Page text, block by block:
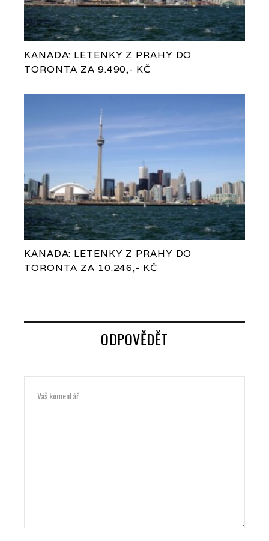
KANADA: LETENKY Z PRAHY DO
TORONTA ZA 9.490,- KČ
KANADA: LETENKY Z PRAHY DO
TORONTA ZA 10.246,- KČ
ODPOVĚDĚT